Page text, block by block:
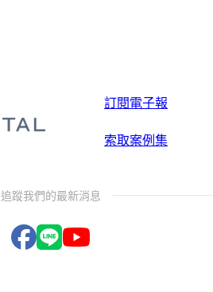
訂閱電子報
索取案例集
追蹤我們的最新消息